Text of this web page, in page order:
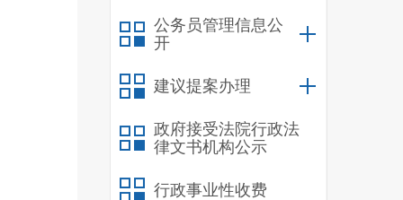
公务员管理信息公
开
建议提案办理
政府接受法院行政法
律文书机构公示
行政事业性收费